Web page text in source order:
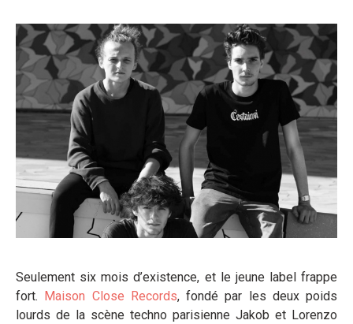
Seulement six mois d’existence, et le jeune label frappe
fort.
Maison Close Records, fondé par les deux poids
lourds de la scène techno parisienne Jakob et Lorenzo